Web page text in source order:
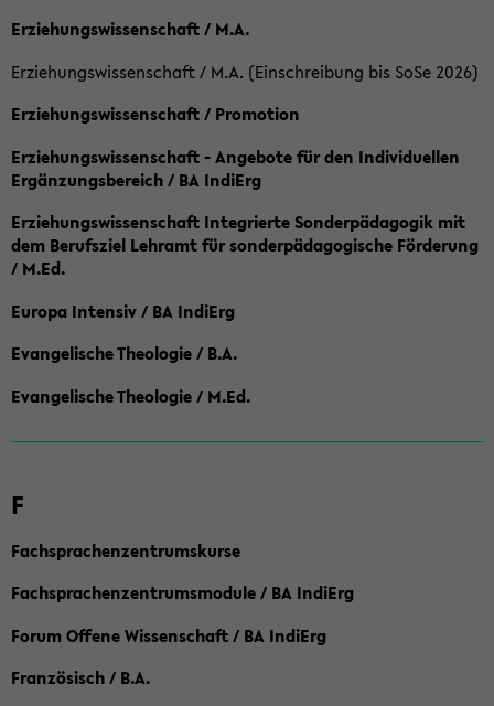
Erziehungswissenschaft / M.A.
Erziehungswissenschaft / M.A. (Einschreibung bis SoSe 2026)
Erziehungswissenschaft / Promotion
Erziehungswissenschaft - Angebote für den Individuellen
Ergänzungsbereich / BA IndiErg
Erziehungswissenschaft Integrierte Sonderpädagogik mit
dem Berufsziel Lehramt für sonderpädagogische Förderung
/ M.Ed.
Europa Intensiv / BA IndiErg
Evangelische Theologie / B.A.
Evangelische Theologie / M.Ed.
F
Fachsprachenzentrumskurse
Fachsprachenzentrumsmodule / BA IndiErg
Forum Offene Wissenschaft / BA IndiErg
Französisch / B.A.